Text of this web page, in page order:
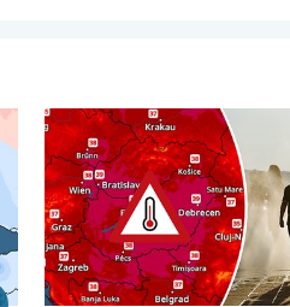
. . lundi 3 août 2026
Des températures